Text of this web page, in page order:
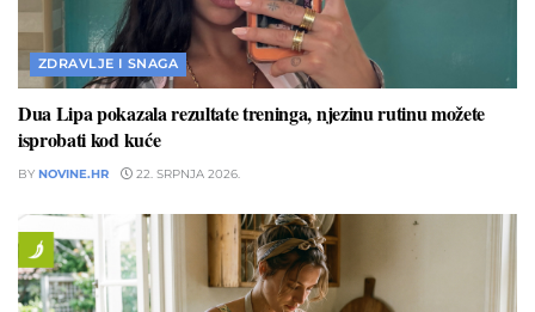
ZDRAVLJE I SNAGA
Dua Lipa pokazala rezultate treninga, njezinu rutinu možete
isprobati kod kuće
BY NOVINE.HR 22. SRPNJA 2026.